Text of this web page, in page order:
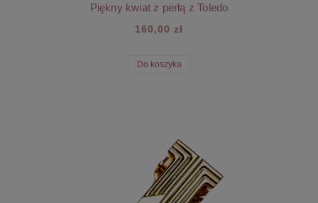
Piękny kwiat z perłą z Toledo
160,00 zł
Do koszyka